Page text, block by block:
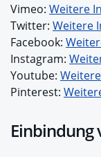
Vimeo: Weitere
Twitter: Weitere
Facebook:
Instagram:
Youtube:
Pinterest:
Einbindung